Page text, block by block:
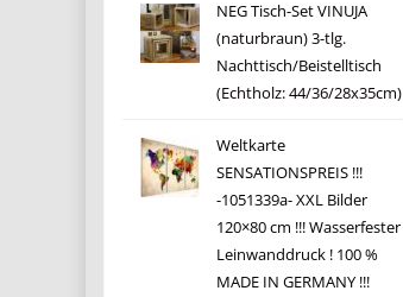
NEG Tisch-Set VINUJA
(naturbraun) 3-tlg.
Nachttisch/Beistelltisch
(Echtholz: 44/36/28x35cm)
Weltkarte
SENSATIONSPREIS !!!
-1051339a- XXL Bilder
120×80 cm !!! Wasserfester
Leinwanddruck ! 100 %
MADE IN GERMANY !!!